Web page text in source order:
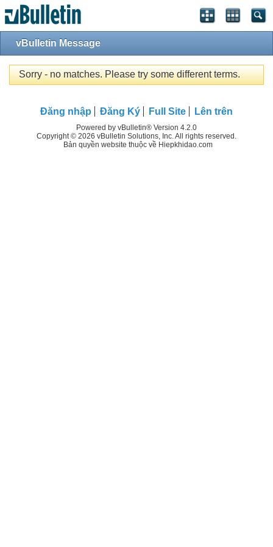
vBulletin Message
Sorry - no matches. Please try some different terms.
Đăng nhập Đăng Ký Full Site Lên trên
Powered by vBulletin® Version 4.2.0
Copyright © 2026 vBulletin Solutions, Inc. All rights reserved.
Bản quyền website thuộc về Hiepkhidao.com